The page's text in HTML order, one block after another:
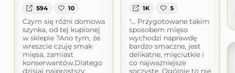
594 10
Czym się różni domowa
szynka, od tej kupionej
w sklepie ?Ano tym, że
wreszcie czuję smak
mięsa, zamiast
konserwantów.Dlatego
dzisiaj najprostszy
1K 5
"... Przygotowane takim
sposobem mięso
wychodzi naprawdę
bardzo smaczne, jest
delikatne, mięciutkie i
co najważniejsze
soczyste. Ogólnie to nie